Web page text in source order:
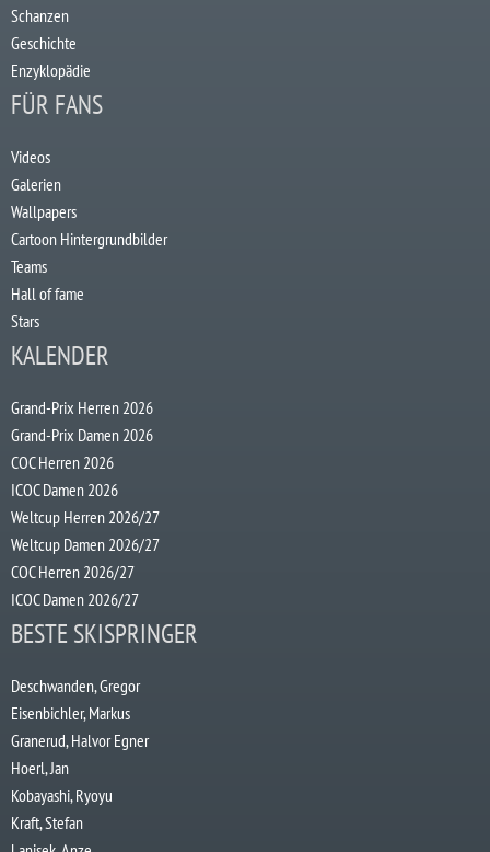
Schanzen
Geschichte
Enzyklopädie
FÜR FANS
Videos
Galerien
Wallpapers
Cartoon Hintergrundbilder
Teams
Hall of fame
Stars
KALENDER
Grand-Prix Herren 2026
Grand-Prix Damen 2026
COC Herren 2026
ICOC Damen 2026
Weltcup Herren 2026/27
Weltcup Damen 2026/27
COC Herren 2026/27
ICOC Damen 2026/27
BESTE SKISPRINGER
Deschwanden, Gregor
Eisenbichler, Markus
Granerud, Halvor Egner
Hoerl, Jan
Kobayashi, Ryoyu
Kraft, Stefan